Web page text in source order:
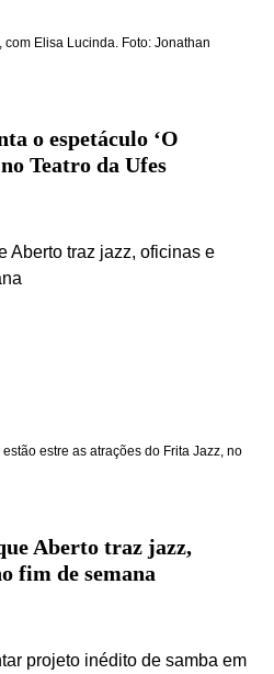
Elisa Lucinda. Foto: Jonathan
o espetáculo ‘O
Teatro da Ufes
estre as atrações do Frita Jazz, no
Aberto traz jazz,
fim de semana